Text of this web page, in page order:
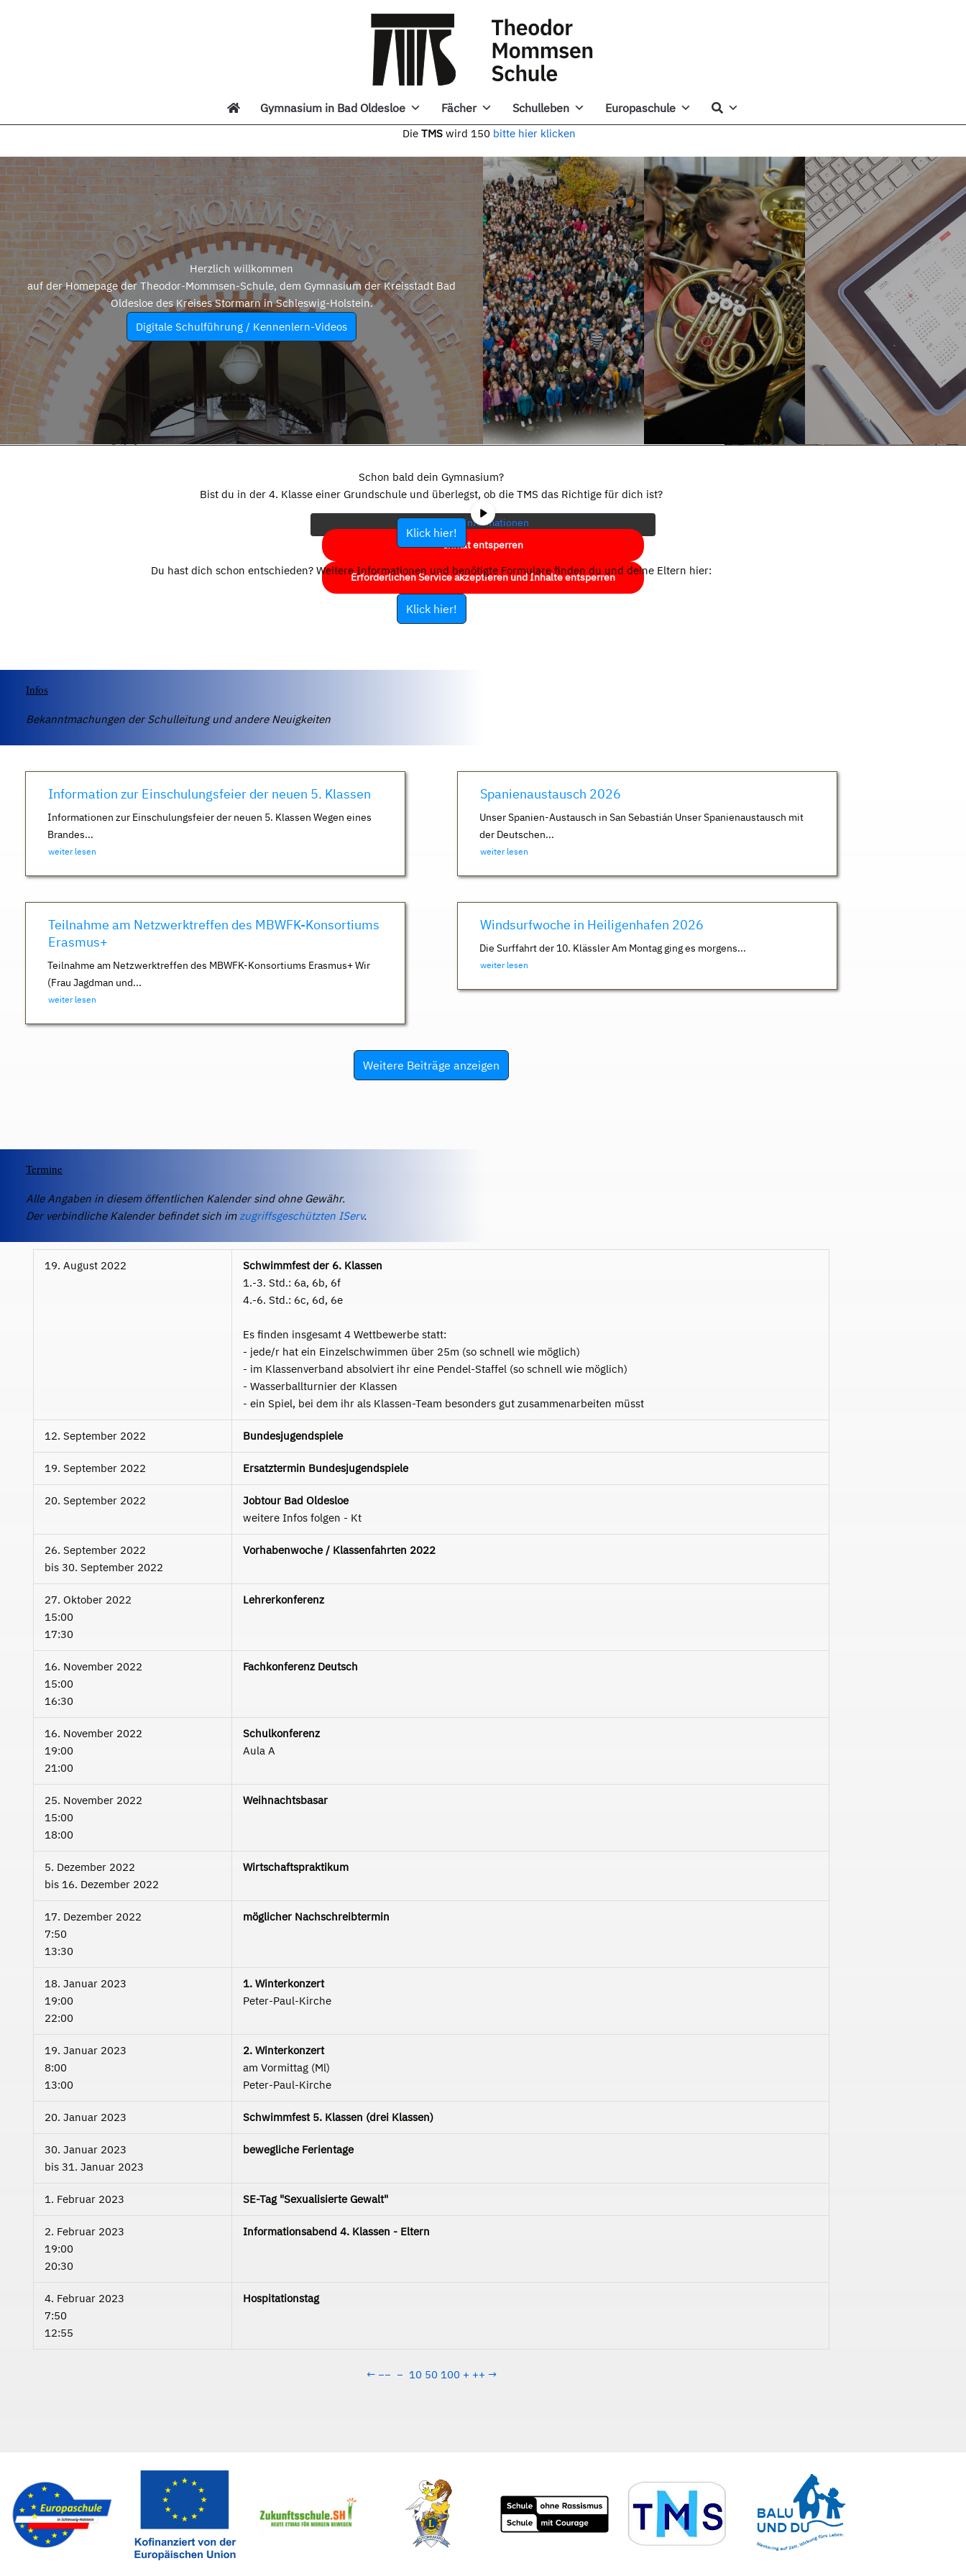
Gymnasium in Bad Oldesloe Fächer Schulleben Europaschule
Die TMS wird 150 bitte hier klicken
Herzlich willkommen
auf der Homepage der Theodor-Mommsen-Schule, dem Gymnasium der Kreisstadt Bad
Oldesloe des Kreises Stormarn in Schleswig-Holstein.
Digitale Schulführung / Kennenlern-Videos
eigentlichen Inhalt zuzugreifen, klicken Sie auf die Schaltfläche unten.
Bitte beachten Sie, dass dabei Daten an Drittanbieter weitergegeben
werden.
Mehr Informationen
Inhalt entsperren
Erforderlichen Service akzeptieren und Inhalte entsperren
Schon bald dein Gymnasium?
Bist du in der 4. Klasse einer Grundschule und überlegst, ob die TMS das Richtige für dich ist?
Klick hier!
Du hast dich schon entschieden? Weitere Informationen und benötigte Formulare finden du und deine Eltern hier:
Klick hier!
Infos
Bekanntmachungen der Schulleitung und andere Neuigkeiten
Information zur Einschulungsfeier der neuen 5. Klassen
Informationen zur Einschulungsfeier der neuen 5. Klassen Wegen eines
Brandes...
weiter lesen
Spanienaustausch 2026
Unser Spanien-Austausch in San Sebastián Unser Spanienaustausch mit
der Deutschen...
weiter lesen
Teilnahme am Netzwerktreffen des MBWFK-Konsortiums
Erasmus+
Teilnahme am Netzwerktreffen des MBWFK-Konsortiums Erasmus+ Wir
(Frau Jagdman und...
weiter lesen
Windsurfwoche in Heiligenhafen 2026
Die Surffahrt der 10. Klässler Am Montag ging es morgens...
weiter lesen
Weitere Beiträge anzeigen
Termine
Alle Angaben in diesem öffentlichen Kalender sind ohne Gewähr.
Der verbindliche Kalender befindet sich imzugriffsgeschützten IServ.
19. August 2022
Schwimmfest der 6. Klassen
1.-3. Std.: 6a, 6b, 6f
4.-6. Std.: 6c, 6d, 6e
Es finden insgesamt 4 Wettbewerbe statt:
- jede/r hat ein Einzelschwimmen über 25m (so schnell wie möglich)
- im Klassenverband absolviert ihr eine Pendel-Staffel (so schnell wie möglich)
- Wasserballturnier der Klassen
- ein Spiel, bei dem ihr als Klassen-Team besonders gut zusammenarbeiten müsst
12. September 2022 Bundesjugendspiele
19. September 2022 Ersatztermin Bundesjugendspiele
20. September 2022
Jobtour Bad Oldesloe
weitere Infos folgen - Kt
26. September 2022
bis 30. September 2022
Vorhabenwoche / Klassenfahrten 2022
27. Oktober 2022
15:00
17:30
Lehrerkonferenz
16. November 2022
15:00
16:30
Fachkonferenz Deutsch
16. November 2022
19:00
21:00
Schulkonferenz
Aula A
25. November 2022
15:00
18:00
Weihnachtsbasar
5. Dezember 2022
bis 16. Dezember 2022
Wirtschaftspraktikum
17. Dezember 2022
7:50
13:30
möglicher Nachschreibtermin
18. Januar 2023
19:00
22:00
1. Winterkonzert
Peter-Paul-Kirche
19. Januar 2023
8:00
13:00
2. Winterkonzert
am Vormittag (Ml)
Peter-Paul-Kirche
20. Januar 2023 Schwimmfest 5. Klassen (drei Klassen)
30. Januar 2023
bis 31. Januar 2023
bewegliche Ferientage
1. Februar 2023 SE-Tag "Sexualisierte Gewalt"
2. Februar 2023
19:00
20:30
Informationsabend 4. Klassen - Eltern
4. Februar 2023
7:50
12:55
Hospitationstag
← −− − 10 50 100 + ++ →